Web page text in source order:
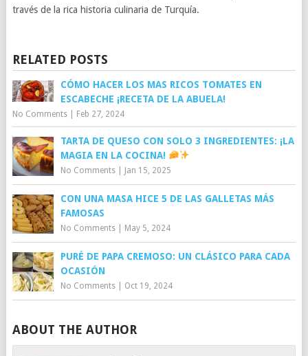
través de la rica historia culinaria de Turquía.
RELATED POSTS
CÓMO HACER LOS MAS RICOS TOMATES EN
ESCABECHE ¡RECETA DE LA ABUELA!
No Comments| Feb 27, 2024
TARTA DE QUESO CON SOLO 3 INGREDIENTES: ¡LA
MAGIA EN LA COCINA!
No Comments| Jan 15, 2025
CON UNA MASA HICE 5 DE LAS GALLETAS MÁS
FAMOSAS
No Comments| May 5, 2024
PURÉ DE PAPA CREMOSO: UN CLÁSICO PARA CADA
OCASIÓN
No Comments| Oct 19, 2024
ABOUT THE AUTHOR